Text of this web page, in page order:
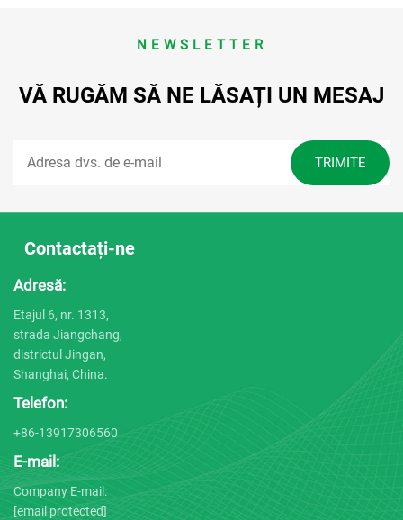
NEWSLETTER
VĂ RUGĂM SĂ NE LĂSAȚI UN MESAJ
Contactați-ne
Adresă:
Etajul 6, nr. 1313,
strada Jiangchang,
districtul Jingan,
Shanghai, China.
Telefon:
+86-13917306560
E-mail:
Company E-mail:
[email protected]